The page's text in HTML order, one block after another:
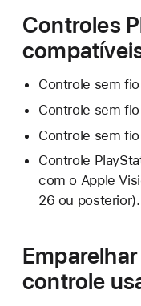
Controles
Controle sem
Controle sem
Controle sem
Controle
com o Apple
26 ou posterior).
controle